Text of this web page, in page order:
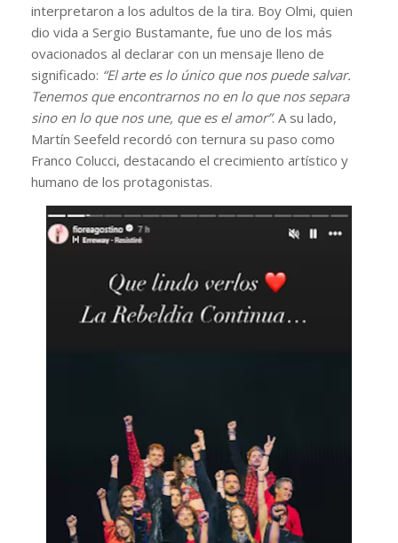
interpretaron a los adultos de la tira. Boy Olmi, quien
dio vida a Sergio Bustamante, fue uno de los más
ovacionados al declarar con un mensaje lleno de
significado: “El arte es lo único que nos puede salvar.
Tenemos que encontrarnos no en lo que nos separa
sino en lo que nos une, que es el amor”. A su lado,
Martín Seefeld recordó con ternura su paso como
Franco Colucci, destacando el crecimiento artístico y
humano de los protagonistas.